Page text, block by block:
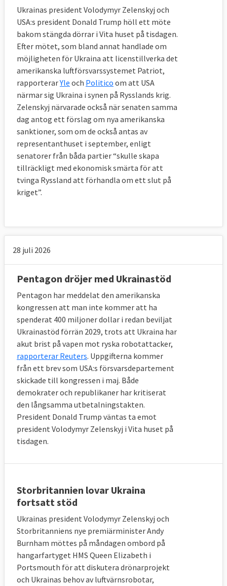
Ukrainas president Volodymyr Zelenskyj och
USA:s president Donald Trump höll ett möte
bakom stängda dörrar i Vita huset på tisdagen.
Efter mötet, som bland annat handlade om
möjligheten för Ukraina att licenstillverka det
amerikanska luftförsvarssystemet Patriot,
rapporterarYle och Politico om att USA
närmar sig Ukraina i synen på Rysslands krig.
Zelenskyj närvarade också när senaten samma
dag antog ett förslag om nya amerikanska
sanktioner, som om de också antas av
representanthuset i september, enligt
senatorer från båda partier “skulle skapa
tillräckligt med ekonomisk smärta för att
tvinga Ryssland att förhandla om ett slut på
kriget”.
28 juli 2026
Pentagon dröjer med Ukrainastöd
Pentagon har meddelat den amerikanska
kongressen att man inte kommer att ha
spenderat 400 miljoner dollar i redan beviljat
Ukrainastöd förrän 2029, trots att Ukraina har
akut brist på vapen mot ryska robotattacker,
rapporterar Reuters. Uppgifterna kommer
från ett brev som USA:s försvarsdepartement
skickade till kongressen i maj. Både
demokrater och republikaner har kritiserat
den långsamma utbetalningstakten.
President Donald Trump väntas ta emot
president Volodymyr Zelenskyj i Vita huset på
tisdagen.
Storbritannien lovar Ukraina
fortsatt stöd
Ukrainas president Volodymyr Zelenskyj och
Storbritanniens nye premiärminister Andy
Burnham möttes på måndagen ombord på
hangarfartyget HMS Queen Elizabeth i
Portsmouth för att diskutera drönarprojekt
och Ukrainas behov av luftvärnsrobotar,